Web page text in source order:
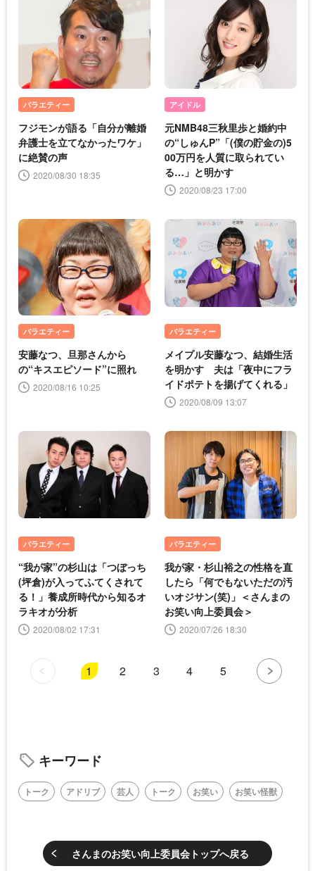
バラエティー
フジモンが語る「自分が離婚
弁護士を立てなかったワケ」
に絶賛の声
2020/08/30 18:35
アイドル
元NMB48三秋里歩と婚約中
の“しゅんP”「(僕の貯金の)5
00万円を人質に取られてい
る…」と明かす
2020/08/23 17:00
バラエティー
安藤なつ、旦那さんから
の“キスエピソード”に照れ
2020/08/16 10:25
バラエティー
メイプル安藤なつ、結婚生活
を明かす 夫は「夜中にフラ
イドポテトを揚げてくれる」
2020/08/09 13:07
バラエティー
“我が家”の杉山は「つぼっち
(坪倉)が入ってふてくされて
る！」養成所時代から知るオ
ラキオが分析
2020/08/02 17:31
バラエティー
我が家・杉山裕之の性格を直
したら「何でもないただの汚
いオジサン(笑)」＜さんまの
お笑い向上委員会＞
2020/07/26 18:30
1 2 3 4 5
キーワード
トーク アドリブ 芸人 トーク お笑い お笑い怪獣
さんまのお笑い向上委員会トップへ戻る